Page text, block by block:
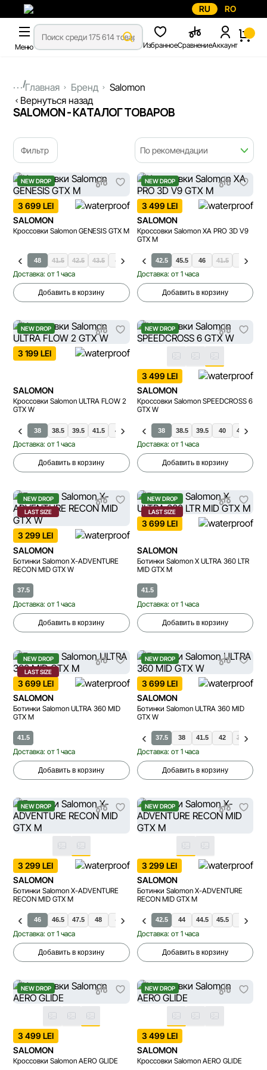
RU RO
Меню ИзбранноеСравнениеАккаунт
...Главная Бренд
Salomon
Вернуться назад
SALOMON - КАТАЛОГ ТОВАРОВ
Фильтр По рекомендации
NEW DROP
3 699 LEI
SALOMON
Кроссовки Salomon GENESIS GTX M
47.5 48 41.5 42.5 43.5 44 44.5 45.5
Доставка: от 1 часа
Добавить в корзину
NEW DROP
3 499 LEI
SALOMON
Кроссовки Salomon XA PRO 3D V9
GTX M
42.5 45.5 46 41.5 42
Доставка: от 1 часа
Добавить в корзину
NEW DROP
3 199 LEI
SALOMON
Кроссовки Salomon ULTRA FLOW 2
GTX W
38 38.5 39.5 41.5 42 42.5 37.5 40 40.5
Доставка: от 1 часа
Добавить в корзину
NEW DROP
3 499 LEI
SALOMON
Кроссовки Salomon SPEEDCROSS 6
GTX W
38 38.5 39.5 40 40.5
Доставка: от 1 часа
Добавить в корзину
NEW DROP
LAST SIZE
3 299 LEI
SALOMON
Ботинки Salomon X-ADVENTURE
RECON MID GTX W
37.5
Доставка: от 1 часа
Добавить в корзину
NEW DROP
LAST SIZE
3 699 LEI
SALOMON
Ботинки Salomon X ULTRA 360 LTR
MID GTX M
41.5
Доставка: от 1 часа
Добавить в корзину
NEW DROP
LAST SIZE
3 699 LEI
SALOMON
Ботинки Salomon ULTRA 360 MID
GTX M
41.5
Доставка: от 1 часа
Добавить в корзину
NEW DROP
3 699 LEI
SALOMON
Ботинки Salomon ULTRA 360 MID
GTX W
37.5 38 41.5 42 38.5
Доставка: от 1 часа
Добавить в корзину
NEW DROP
3 299 LEI
SALOMON
Ботинки Salomon X-ADVENTURE
RECON MID GTX M
45.5 46 46.5 47.5 48 42 42.5 49.5
Доставка: от 1 часа
Добавить в корзину
NEW DROP
3 299 LEI
SALOMON
Ботинки Salomon X-ADVENTURE
RECON MID GTX M
42.5 44 44.5 45.5 46
Доставка: от 1 часа
Добавить в корзину
NEW DROP
3 499 LEI
SALOMON
Кроссовки Salomon AERO GLIDE
NEW DROP
3 499 LEI
SALOMON
Кроссовки Salomon AERO GLIDE